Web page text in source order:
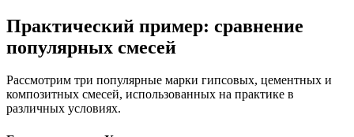
Практический пример: сравнение
популярных смесей
Рассмотрим три популярные марки гипсовых, цементных и
композитных смесей, использованных на практике в
различных условиях.